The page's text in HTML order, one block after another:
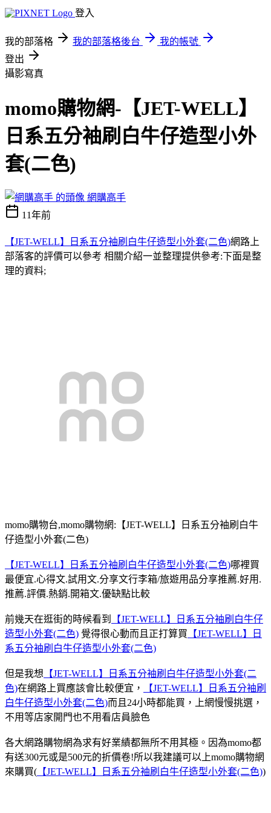
登入
我的部落格 我的部落格後台
我的帳號
登出
攝影寫真
momo購物網-【JET-WELL】
日系五分袖刷白牛仔造型小外
套(二色)
網購高手
11年前
【JET-WELL】日系五分袖刷白牛仔造型小外套(二色)網路上
部落客的評價可以參考 相關介紹一並整理提供參考:下面是整
理的資料;
momo購物台,momo購物網:【JET-WELL】日系五分袖刷白牛
仔造型小外套(二色)
【JET-WELL】日系五分袖刷白牛仔造型小外套(二色)哪裡買
最便宜.心得文.試用文.分享文行李箱/旅遊用品分享推薦.好用.
推薦.評價.熱銷.開箱文.優缺點比較
前幾天在逛街的時候看到
【JET-WELL】日系五分袖刷白牛仔
造型小外套(二色) 覺得很心動而且正打算買 【JET-WELL】日
系五分袖刷白牛仔造型小外套(二色)
但是我想 【JET-WELL】日系五分袖刷白牛仔造型小外套(二
色)在網路上買應該會比較便宜，
【JET-WELL】日系五分袖刷
白牛仔造型小外套(二色)而且24小時都能買，上網慢慢挑選，
不用等店家開門也不用看店員臉色
各大網路購物網為求有好業績都無所不用其極。因為momo都
有送300元或是500元的折價卷!所以我建議可以上momo購物網
來購買( 【JET-WELL】日系五分袖刷白牛仔造型小外套(二色))